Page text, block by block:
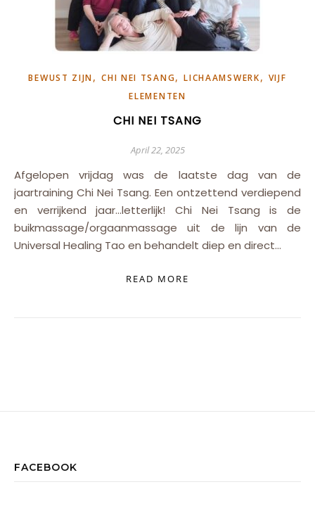
BEWUST ZIJN,CHI NEI TSANG,LICHAAMSWERK, VIJF
ELEMENTEN
CHI NEI TSANG
April 22, 2025
Afgelopen vrijdag was de laatste dag van de
jaartraining Chi Nei Tsang. Een ontzettend verdiepend
en verrijkend jaar…letterlijk! Chi Nei Tsang is de
buikmassage/orgaanmassage uit de lijn van de
Universal Healing Tao en behandelt diep en direct…
READ MORE
FACEBOOK